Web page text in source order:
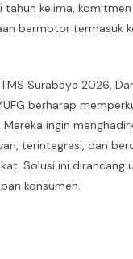
tahun kelima,
bermotor termasuk
Surabaya 2026,
berharap
ingin
terintegrasi, dan
Solusi ini dirancang
konsumen.